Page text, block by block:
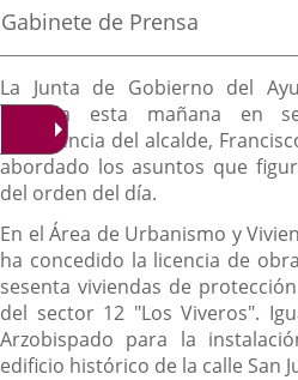
la
noticia
Fuente
la
noticia
Gabinete de Prensa
Descripción
La Junta de Gobierno del
reunida esta mañana en
presidencia del alcalde,
abordado los asuntos que
del orden del día.
En el Área de Urbanismo y
ha concedido la licencia de
sesenta viviendas de
del sector 12 "Los Viveros".
Arzobispado para la
edificio histórico de la calle San